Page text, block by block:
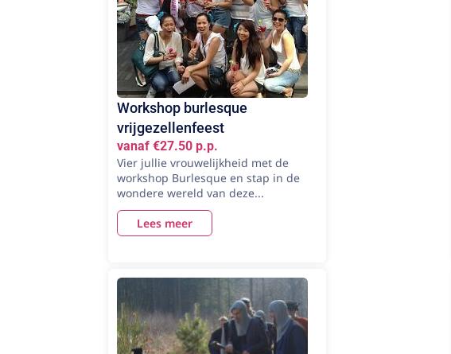
Workshop burlesque
vrijgezellenfeest
vanaf €27.50 p.p.
Vier jullie vrouwelijkheid met de
workshop Burlesque en stap in de
wondere wereld van deze...
Lees meer